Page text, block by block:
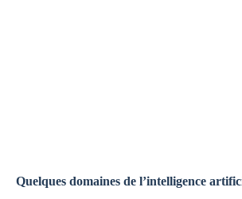
Quelques domaines de l’intelligence